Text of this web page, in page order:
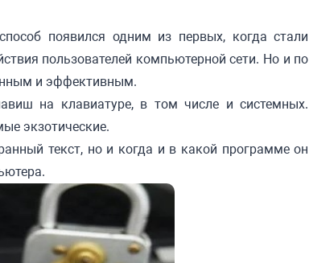
появился одним из первых, когда стали
пользователей компьютерной сети. Но и по
и эффективным.
на клавиатуре, в том числе и системных.
экзотические.
текст, но и когда и в какой программе он